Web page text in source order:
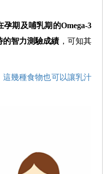
孕期及哺乳期的Omega-3
的智力測驗成績 ，可知其
這幾種食物也可以讓乳汁